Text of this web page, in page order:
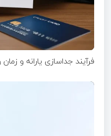
فرآیند جداسازی یارانه و